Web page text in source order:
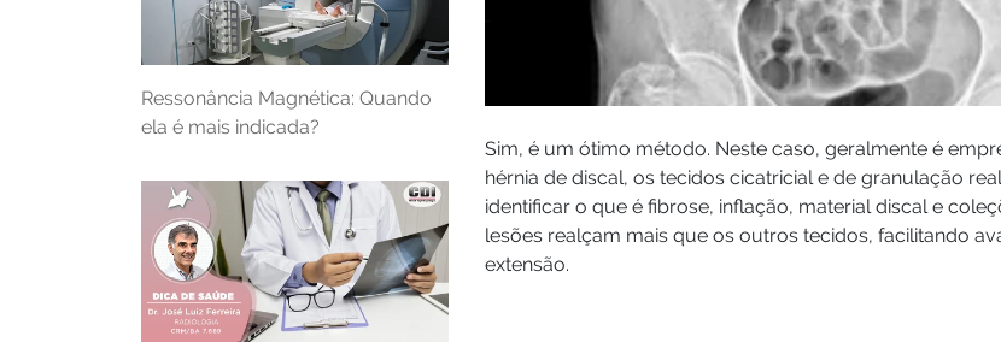
Ressonância Magnética: Quando
ela é mais indicada?
Sim, é um ótimo método. Neste caso, geralmente é
hérnia de discal, os tecidos cicatricial e de granulação
identificar o que é fibrose, inflação, material discal e
lesões realçam mais que os outros tecidos, facilitando
extensão.